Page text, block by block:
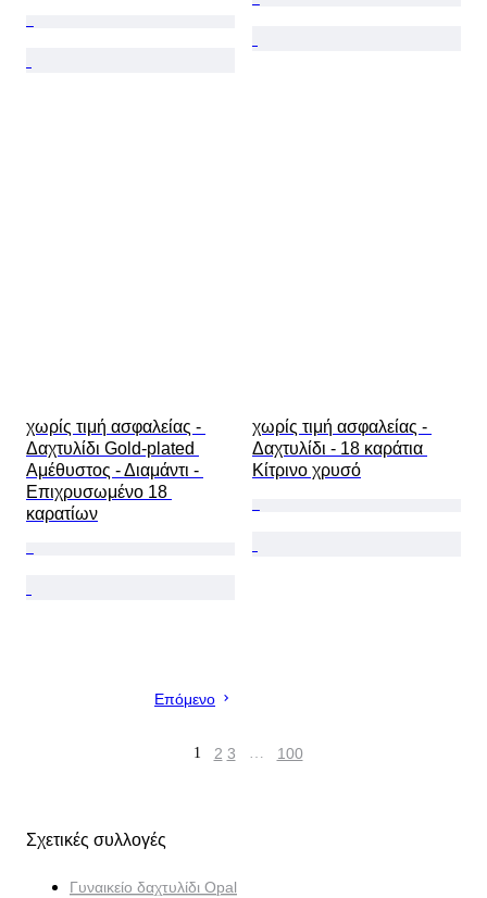
χωρίς τιμή ασφαλείας -
Δαχτυλίδι Gold-plated
Αμέθυστος - Διαμάντι -
Επιχρυσωμένο 18
καρατίων
χωρίς τιμή ασφαλείας -
Δαχτυλίδι - 18 καράτια
Κίτρινο χρυσό
Επόμενο
1 2 3 … 100
Σχετικές συλλογές
Γυναικείο δαχτυλίδι Opal